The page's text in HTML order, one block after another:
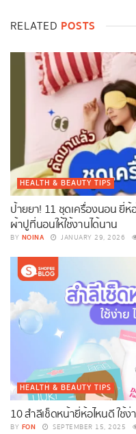
RELATED POSTS
HEALTH & BEAUTY TIPS
ป้ายยา! 11 ชุดเครื่องนอน ยี่
ผ้าปูที่นอนให้ใช้งานได้นาน
BY NOINA JANUARY 29, 2026
HEALTH & BEAUTY TIPS
10 สำลีเช็ดหน้ายี่ห้อไหนดี ใช้ง่
BY FON SEPTEMBER 15, 2025